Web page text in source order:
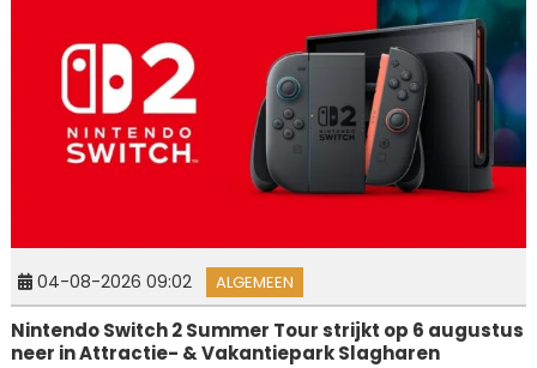
04-08-2026 09:02 ALGEMEEN
Nintendo Switch 2 Summer Tour strijkt op 6 augustus
neer in Attractie- & Vakantiepark Slagharen